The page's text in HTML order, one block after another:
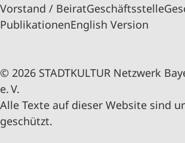
Vorstand / BeiratGeschäftsstelle
PublikationenEnglish Version
© 2026 STADTKULTUR Netzwerk
e. V.
Alle Texte auf dieser Website sind
geschützt.